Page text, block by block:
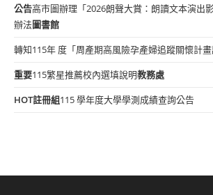
公告高市圖辦理「2026朗聲大賞：朗讀文本演出
辦法圖書館
轉知115年 度「周產期高風險孕產婦追蹤關懷計畫
重要115繁星推薦校內選填說明教務處
HOT註冊組115 學年度大學學測成績查詢公告